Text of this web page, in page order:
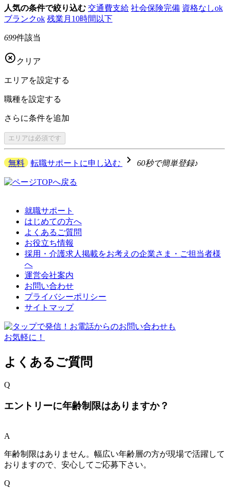
人気の条件で絞り込む 交通費支給 社会保険完備 資格なしok
ブランクok 残業月10時間以下
699件該当
 クリア
エリアを設定する
職種を設定する
さらに条件を追加
エリアは必須です
無料 転職サポートに申し込む navigate_next 60秒で簡単登録♪
就職サポート
はじめての方へ
よくあるご質問
お役立ち情報
採用・介護求人掲載をお考えの企業さま・ご担当者様
へ
運営会社案内
お問い合わせ
プライバシーポリシー
サイトマップ
よくあるご質問
Q
エントリーに年齢制限はありますか？
A
年齢制限はありません。幅広い年齢層の方が現場で活躍して
おりますので、安心してご応募下さい。
Q